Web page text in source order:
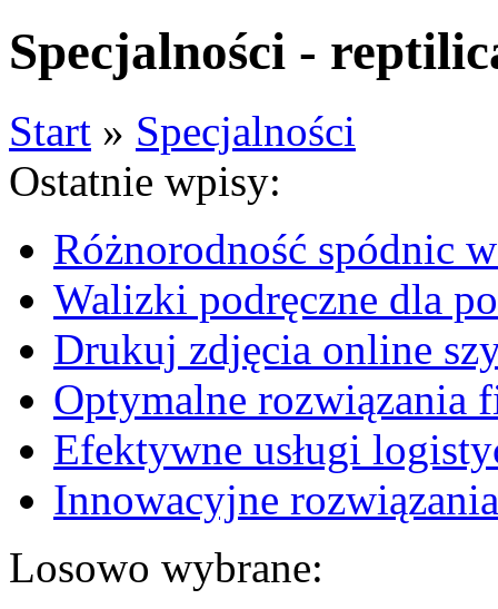
Specjalności -
Start » Specjalności
Ostatnie wpisy:
Różnorodność spódnic
Walizki podręczne dla
Drukuj zdjęcia online
Optymalne rozwiązania
Efektywne usługi
Innowacyjne
Losowo wybrane: